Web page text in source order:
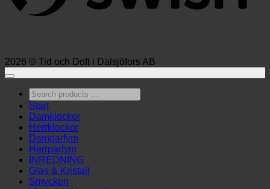
2026 © Tid och Doft i Dalsjöfors AB
Search
products
…
Start
Damklockor
Herrklockor
Damparfym
Herrparfym
INREDNING
Glas & Kristall
Smycken